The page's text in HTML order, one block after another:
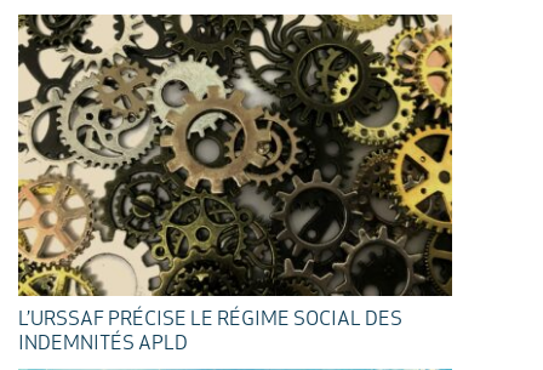
L’URSSAF PRÉCISE LE RÉGIME SOCIAL DES
INDEMNITÉS APLD